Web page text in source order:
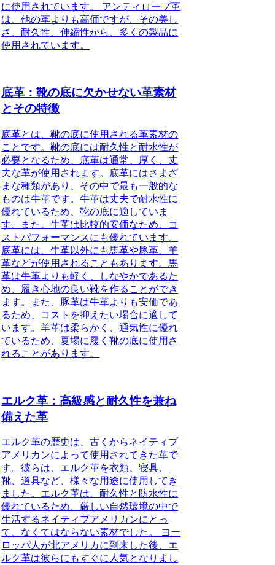
に使用されています。 アンティロープ革
は、他の革よりも高価ですが、その美し
さ、耐久性、伸縮性から、多くの製品に
使用されています。
底革：靴の底に欠かせない革素材
とその特徴
底革とは、靴の底に使用される革素材の
ことです。靴の底には耐久性と耐水性が
必要となるため、底革は通常、厚く、丈
夫な革が使用されます。底革にはさまざ
まな種類があり、その中で最も一般的な
ものは牛革です。牛革は丈夫で耐水性に
優れているため、靴の底に適していま
す。また、牛革は比較的安価なため、コ
ストパフォーマンスにも優れています。
底革には、牛革以外にも馬革や豚革、羊
革などが使用されることもあります。馬
革は牛革よりも軽く、しなやかであるた
め、履き心地の良い靴を作ることができ
ます。また、豚革は牛革よりも安価であ
るため、コストを抑えたい場合に適して
います。羊革は柔らかく、通気性に優れ
ているため、夏場に履く靴の底に使用さ
れることがあります。
エルク革：高級感と耐久性を兼ね
備えた革
エルク革の歴史は、古くからネイティブ
アメリカンによって使用されてきた革で
す。彼らは、エルク革を衣類、寝具、
靴、道具など、様々な用途に使用してき
ました。エルク革は、耐久性と防水性に
優れているため、厳しい自然環境の中で
生活するネイティブアメリカンにとっ
て、なくてはならない素材でした。 ヨー
ロッパ人が北アメリカに到来した後、エ
ルク革は彼らにもすぐに人気となりまし